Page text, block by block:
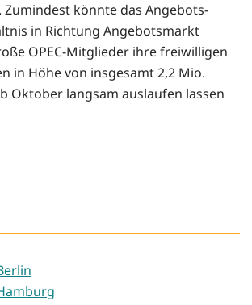
Zumindest könnte das Angebots-
in Richtung Angebotsmarkt
OPEC-Mitglieder ihre freiwilligen
in Höhe von insgesamt 2,2 Mio.
Oktober langsam auslaufen lassen